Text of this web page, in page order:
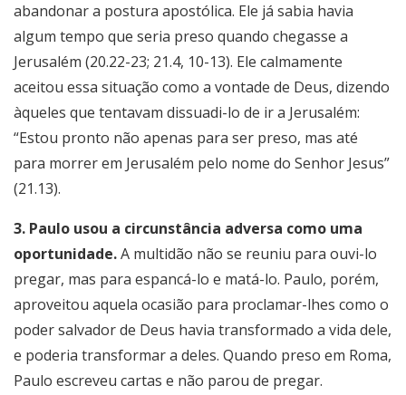
abandonar a postura apostólica. Ele já sabia havia
algum tempo que seria preso quando chegasse a
Jerusalém (20.22-23; 21.4, 10-13). Ele calmamente
aceitou essa situação como a vontade de Deus, dizendo
àqueles que tentavam dissuadi-lo de ir a Jerusalém:
“Estou pronto não apenas para ser preso, mas até
para morrer em Jerusalém pelo nome do Senhor Jesus”
(21.13).
3. Paulo usou a circunstância adversa como uma
oportunidade.A multidão não se reuniu para ouvi-lo
pregar, mas para espancá-lo e matá-lo. Paulo, porém,
aproveitou aquela ocasião para proclamar-lhes como o
poder salvador de Deus havia transformado a vida dele,
e poderia transformar a deles. Quando preso em Roma,
Paulo escreveu cartas e não parou de pregar.